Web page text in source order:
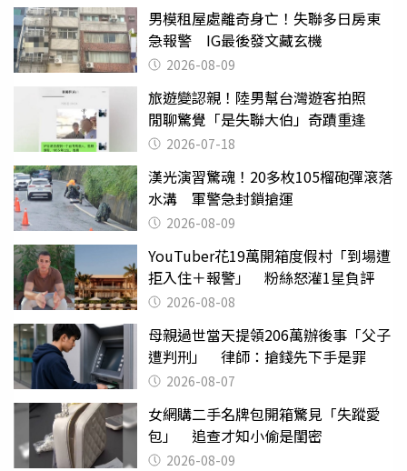
男模租屋處離奇身亡！失聯多日房東
急報警 IG最後發文藏玄機
2026-08-09
旅遊變認親！陸男幫台灣遊客拍照
閒聊驚覺「是失聯大伯」奇蹟重逢
2026-07-18
漢光演習驚魂！20多枚105榴砲彈滾落
水溝 軍警急封鎖搶運
2026-08-09
YouTuber花19萬開箱度假村「到場遭
拒入住＋報警」 粉絲怒灌1星負評
2026-08-08
母親過世當天提領206萬辦後事「父子
遭判刑」 律師：搶錢先下手是罪
2026-08-07
女網購二手名牌包開箱驚見「失蹤愛
包」 追查才知小偷是閨密
2026-08-09